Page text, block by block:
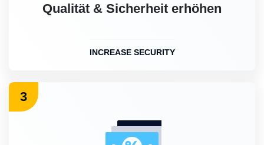
Qualität & Sicherheit erhöhen
INCREASE SECURITY
3